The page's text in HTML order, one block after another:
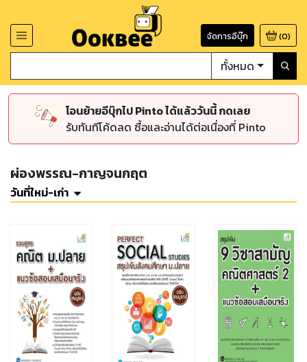
จัดการอีบุ๊ก (0)
ทั้งหมด
โอนย้ายอีบุ๊กไป Pinto ได้แล้ววันนี้ กดเลย
รับทันทีโค้ดลด ซื้อและอ่านได้ต่อเนื่องที่ Pinto
ผ่องพรรณ-กาญจนกฤต
วันที่ใหม่-เก่า